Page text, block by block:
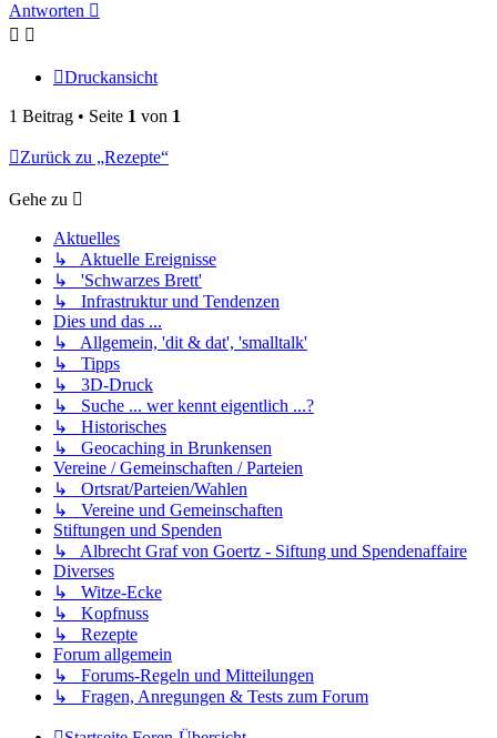
Antworten
Druckansicht
1 Beitrag • Seite 1 von 1
Zurück zu „Rezepte“
Gehe zu
Aktuelles
↳ Aktuelle Ereignisse
↳ 'Schwarzes Brett'
↳ Infrastruktur und Tendenzen
Dies und das ...
↳ Allgemein, 'dit & dat', 'smalltalk'
↳ Tipps
↳ 3D-Druck
↳ Suche ... wer kennt eigentlich ...?
↳ Historisches
↳ Geocaching in Brunkensen
Vereine / Gemeinschaften / Parteien
↳ Ortsrat/Parteien/Wahlen
↳ Vereine und Gemeinschaften
Stiftungen und Spenden
↳ Albrecht Graf von Goertz - Siftung und Spendenaffaire
Diverses
↳ Witze-Ecke
↳ Kopfnuss
↳ Rezepte
Forum allgemein
↳ Forums-Regeln und Mitteilungen
↳ Fragen, Anregungen & Tests zum Forum